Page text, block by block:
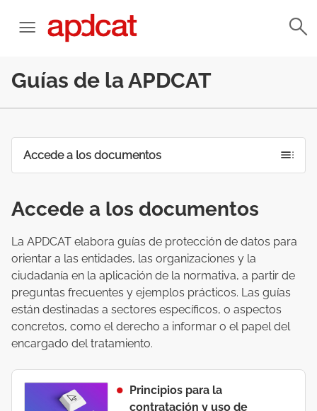
Guías de la APDCAT
Accede a los documentos
Accede a los documentos
La APDCAT elabora guías de protección de datos para
orientar a las entidades, las organizaciones y la
ciudadanía en la aplicación de la normativa, a partir de
preguntas frecuentes y ejemplos prácticos. Las guías
están destinadas a sectores específicos, o aspectos
concretos, como el derecho a informar o el papel del
encargado del tratamiento.
Principios para la
contratación y uso de